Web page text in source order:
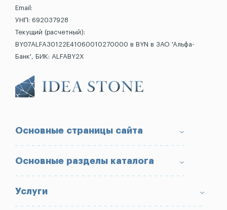
Email:
УНП: 692037928
Текущий (расчетный):
BY07ALFA30122E41060010270000 в BYN в ЗАО 'Альфа-
Банк', БИК: ALFABY2X
Основные страницы сайта
О компании
Доставка и оплата
Условия возврата товара
Портфолио
Основные разделы каталога
Памятники
Ограды
Услуги